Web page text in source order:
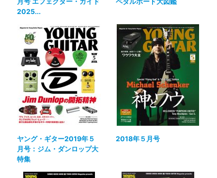
2025...
ヤング・ギター2019年５
月号：ジム・ダンロップ大
特集
2018年５月号